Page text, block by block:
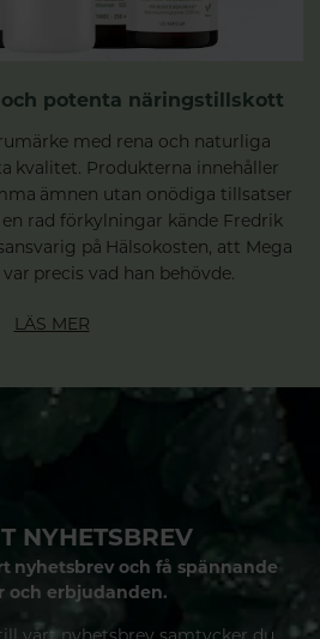
och potenta näringstillskott
med rena och naturliga
kvalitet. Produkterna innehåller
ämnen utan onödiga tillsatser
rad förkylningar kände Fredrik
på Hälsokosten, att Mega
precis vad han behövde.
LÄS MER
NYHETSBREV
nyhetsbrev och få spännande
och erbjudanden.